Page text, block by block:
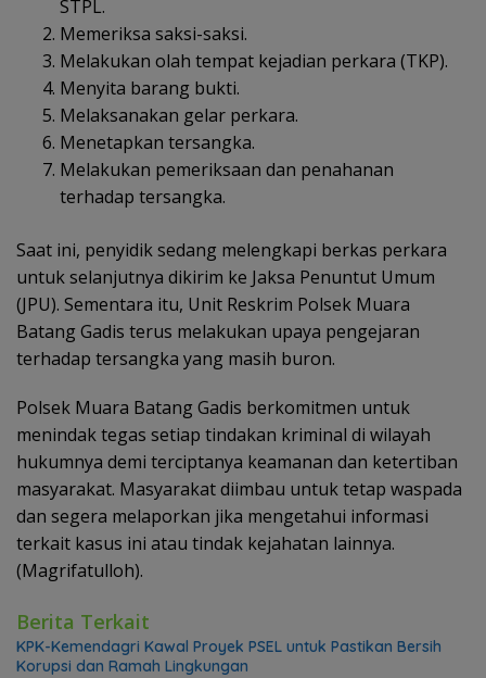
STPL.
Memeriksa saksi-saksi.
Melakukan olah tempat kejadian perkara (TKP).
Menyita barang bukti.
Melaksanakan gelar perkara.
Menetapkan tersangka.
Melakukan pemeriksaan dan penahanan
terhadap tersangka.
Saat ini, penyidik sedang melengkapi berkas perkara
untuk selanjutnya dikirim ke Jaksa Penuntut Umum
(JPU). Sementara itu, Unit Reskrim Polsek Muara
Batang Gadis terus melakukan upaya pengejaran
terhadap tersangka yang masih buron.
Polsek Muara Batang Gadis berkomitmen untuk
menindak tegas setiap tindakan kriminal di wilayah
hukumnya demi terciptanya keamanan dan ketertiban
masyarakat. Masyarakat diimbau untuk tetap waspada
dan segera melaporkan jika mengetahui informasi
terkait kasus ini atau tindak kejahatan lainnya.
(Magrifatulloh).
Berita Terkait
KPK-Kemendagri Kawal Proyek PSEL untuk Pastikan Bersih
Korupsi dan Ramah Lingkungan